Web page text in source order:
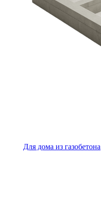
Для дома из газобетона